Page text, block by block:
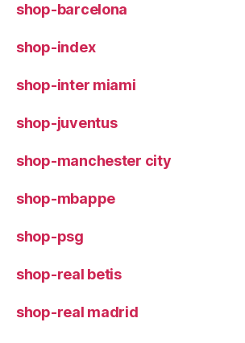
shop-barcelona
shop-index
shop-inter miami
shop-juventus
shop-manchester city
shop-mbappe
shop-psg
shop-real betis
shop-real madrid